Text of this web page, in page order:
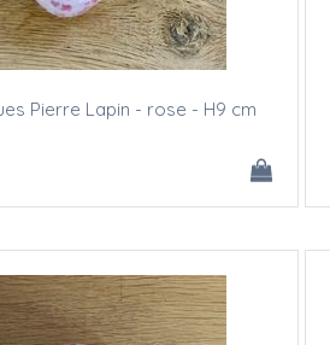
Pierre Lapin - rose - H9 cm